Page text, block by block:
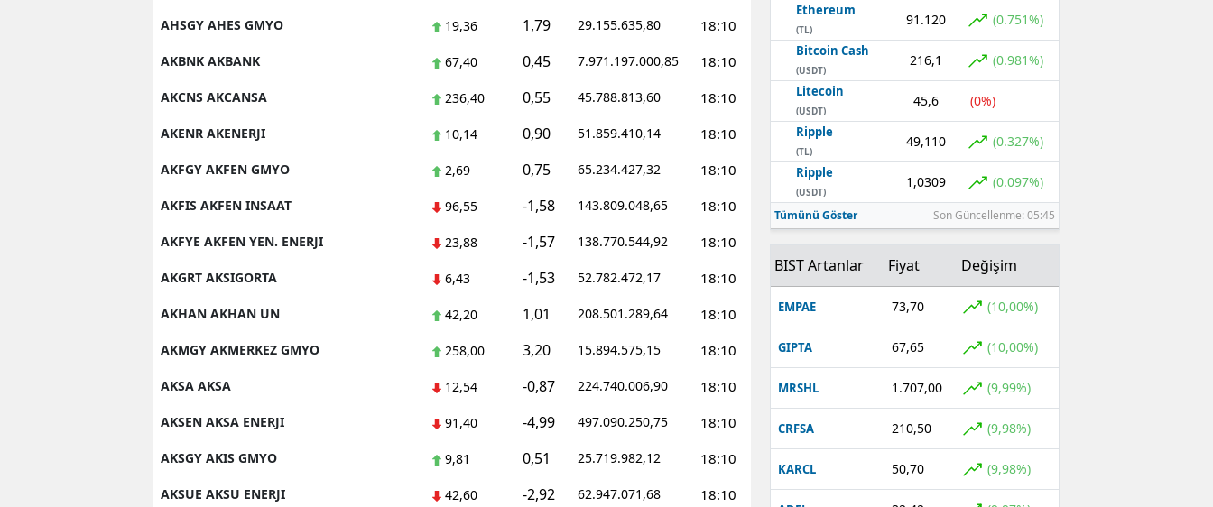
Kars
Kastamonu
Kayseri
Kırklareli
Kırşehir
Kocaeli
Kütahya
Malatya
Manisa
Kahramanmaraş
Mardin
Muğla
AHSGY AHES GMYO 19,36 1,79 29.155.635,80 18:10
AKBNK AKBANK 67,40 0,45 7.971.197.000,85 18:10
AKCNS AKCANSA 236,40 0,55 45.788.813,60 18:10
AKENR AKENERJI 10,14 0,90 51.859.410,14 18:10
AKFGY AKFEN GMYO 2,69 0,75 65.234.427,32 18:10
AKFIS AKFEN INSAAT 96,55 -1,58 143.809.048,65 18:10
AKFYE AKFEN YEN. ENERJI 23,88 -1,57 138.770.544,92 18:10
AKGRT AKSIGORTA 6,43 -1,53 52.782.472,17 18:10
AKHAN AKHAN UN 42,20 1,01 208.501.289,64 18:10
AKMGY AKMERKEZ GMYO 258,00 3,20 15.894.575,15 18:10
AKSA AKSA 12,54 -0,87 224.740.006,90 18:10
AKSEN AKSA ENERJI 91,40 -4,99 497.090.250,75 18:10
AKSGY AKIS GMYO 9,81 0,51 25.719.982,12 18:10
AKSUE AKSU ENERJI 42,60 -2,92 62.947.071,68 18:10
Ethereum
(TL)
91.120 (0.751%)
Bitcoin Cash
(USDT)
216,1 (0.981%)
Litecoin
(USDT)
45,6 (0%)
Ripple
(TL)
49,110 (0.327%)
Ripple
(USDT)
1,0309 (0.097%)
Tümünü Göster Son Güncellenme: 05:45
BIST Artanlar Fiyat Değişim
EMPAE 73,70 (10,00%)
GIPTA 67,65 (10,00%)
MRSHL 1.707,00 (9,99%)
CRFSA 210,50 (9,98%)
KARCL 50,70 (9,98%)